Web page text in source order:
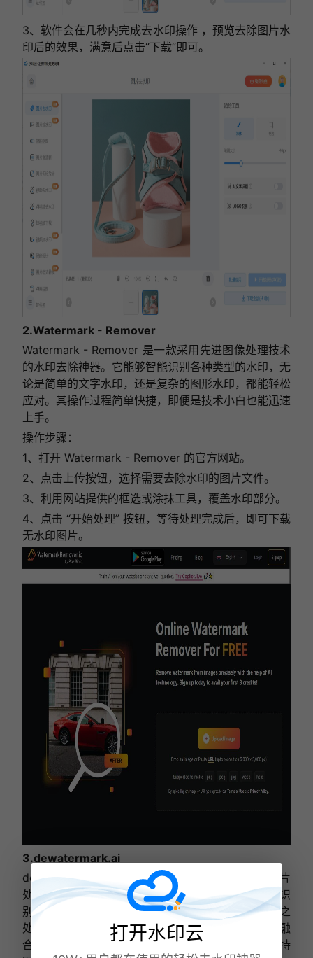
3、软件会在几秒内完成去水印操作 ，预览去除图片水
印后的效果，满意后点击“下载”即可。
2.Watermark - Remover
Watermark - Remover 是一款采用先进图像处理技术
的水印去除神器。它能够智能识别各种类型的水印，无
论是简单的文字水印，还是复杂的图形水印，都能轻松
应对。其操作过程简单快捷，即便是技术小白也能迅速
上手。
操作步骤：
1、打开 Watermark - Remover 的官方网站。
2、点击上传按钮，选择需要去除水印的图片文件。
3、利用网站提供的框选或涂抹工具，覆盖水印部分。
4、点击 “开始处理” 按钮，等待处理完成后，即可下载
无水印图片。
3.dewatermark.ai
dewatermark.ai 是一款基于人工智能技术的在线图片
处理工具，利用先进的 AI 算法对图片进行分析和识
别，能够精准地检测和去除各类复杂水印，它的强大之
处在于对复杂水印的处理能力，即使水印与图片内容融
合度较高，也能在一定程度上实现无痕去除，且能保持
打开水印云